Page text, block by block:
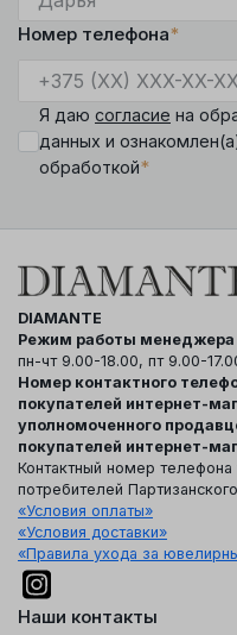
Номер телефона*
Я даю согласие на
данных и
обработкой*
DIAMANTE
Режим работы менеджера
пн-чт 9.00-18.00, пт 9.00-
Номер контактного
покупателей интернет-
уполномоченного
покупателей интернет-
Контактный номер
потребителей
«Условия оплаты»
«Условия доставки»
«Правила ухода за
Наши контакты